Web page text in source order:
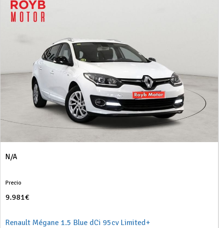
N/A
Precio
9.981€
Renault Mégane 1.5 Blue dCi 95cv Limited+